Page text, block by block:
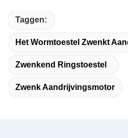
Taggen:
Het Wormtoestel Zwenkt
Zwenkend Ringstoestel
Zwenk Aandrijvingsmotor